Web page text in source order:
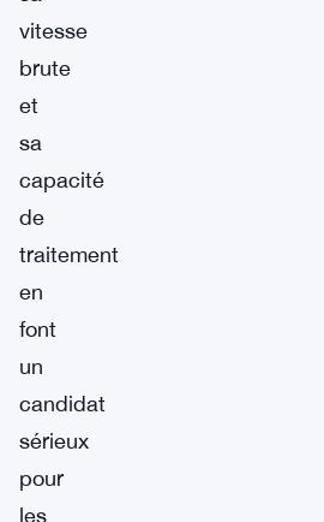
vitesse
brute
et
sa
capacité
de
traitement
en
font
un
candidat
sérieux
pour
les